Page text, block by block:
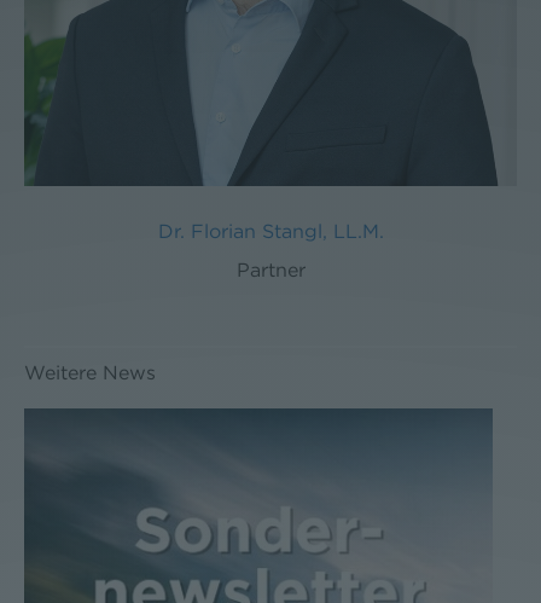
Dr. Florian Stangl, LL.M.
Partner
Weitere News